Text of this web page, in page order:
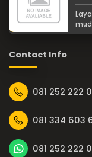
Contact Info
081 252 222
081 334 603
081 252 222